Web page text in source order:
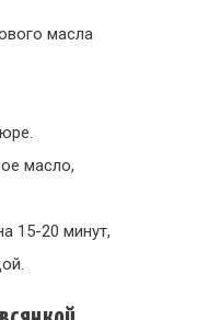
масла
масло,
15-20 минут,